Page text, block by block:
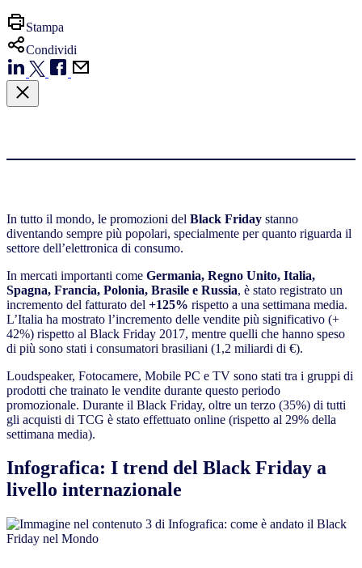
Stampa
Condividi
In tutto il mondo, le promozioni del Black Friday stanno
diventando sempre più popolari, specialmente per quanto riguarda il
settore dell’elettronica di consumo.
In mercati importanti come Germania, Regno Unito, Italia,
Spagna, Francia, Polonia, Brasile e Russia, è stato registrato un
incremento del fatturato del +125% rispetto a una settimana media.
L’Italia ha mostrato l’incremento delle vendite più significativo (+
42%) rispetto al Black Friday 2017, mentre quelli che hanno speso
di più sono stati i consumatori brasiliani (1,2 miliardi di €).
Loudspeaker, Fotocamere, Mobile PC e TV sono stati tra i gruppi di
prodotti che trainato le vendite durante questo periodo
promozionale. Durante il Black Friday, oltre un terzo (35%) di tutti
gli acquisti di TCG è stato effettuato online (rispetto al 29% della
settimana media).
Infografica: I trend del Black Friday a
livello internazionale